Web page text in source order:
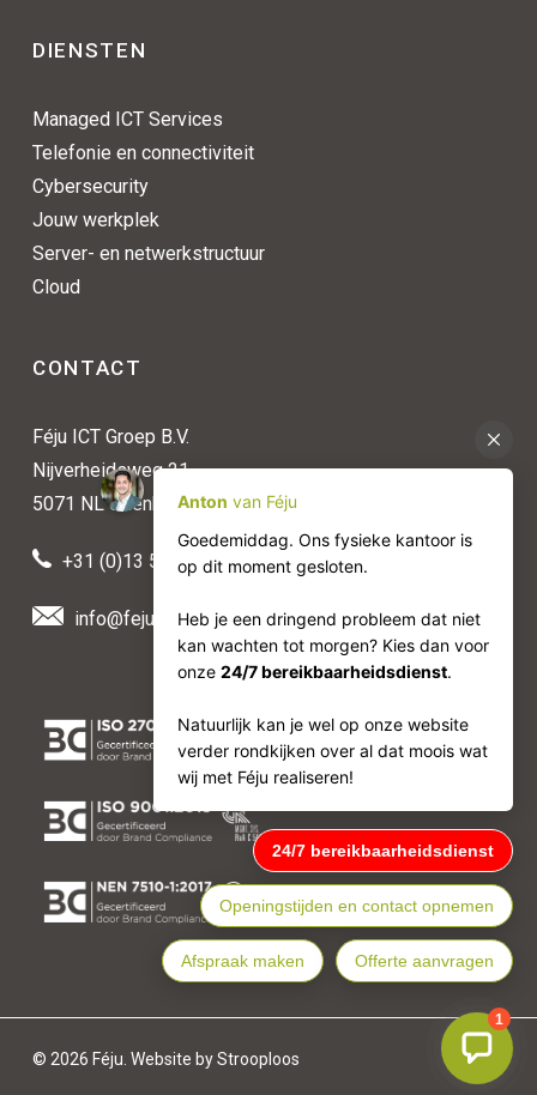
DIENSTEN
Managed ICT Services
Telefonie en connectiviteit
Cybersecurity
Jouw werkplek
Server- en netwerkstructuur
Cloud
CONTACT
Féju ICT Groep B.V.
Nijverheidsweg 21
5071 NL Udenhout
+31 (0)13 511 50 88
info@feju.nl
© 2026 Féju. Website by Strooploos